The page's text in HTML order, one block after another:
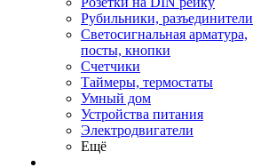
Рубильники, разъединители
Светосигнальная арматура,
посты, кнопки
Счетчики
Таймеры, термостаты
Умный дом
Устройства питания
Электродвигатели
Ещё